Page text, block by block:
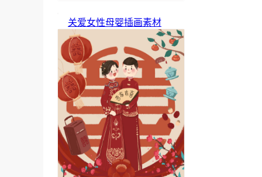
关爱女性母婴插画素材